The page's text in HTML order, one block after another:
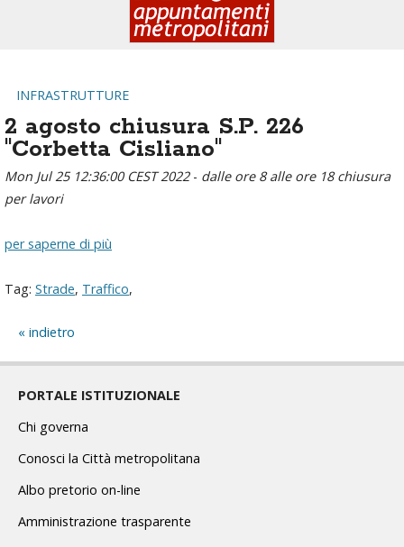
INFRASTRUTTURE
2 agosto chiusura S.P. 226
"Corbetta Cisliano"
Mon Jul 25 12:36:00 CEST 2022- dalle ore 8 alle ore 18 chiusura
per lavori
per saperne di più
Tag: Strade, Traffico,
indietro
PORTALE ISTITUZIONALE
Chi governa
Conosci la Città metropolitana
Albo pretorio on-line
Amministrazione trasparente